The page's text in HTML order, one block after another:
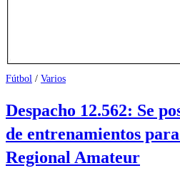
Fútbol / Varios
Despacho 12.562: Se
de entrenamientos
Regional Amateur